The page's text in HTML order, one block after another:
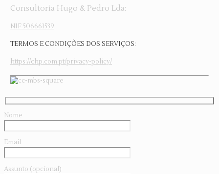
Consultoria Hugo & Pedro Lda:
NIF 506661539
TERMOS E CONDIÇÕES DOS SERVIÇOS:
https://chp.com.pt/privacy-policy/
Nome
Email
Assunto (opcional)